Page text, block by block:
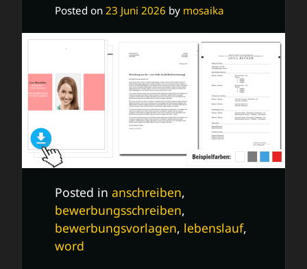
Posted on 23 Juni 2026 by mosaika
Posted in anschreiben,
bewerbungsschreiben,
bewerbungsvorlagen, lebenslauf,
word